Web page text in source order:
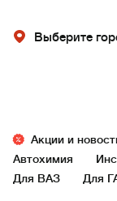
Выберите
Акции и
Автохимия
Для ВАЗ
Для